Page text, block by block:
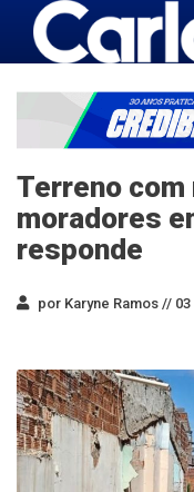
Terreno com
moradores
responde
por Karyne Ramos //